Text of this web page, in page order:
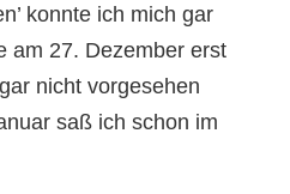
konnte ich mich gar
am 27. Dezember erst
nicht vorgesehen
saß ich schon im